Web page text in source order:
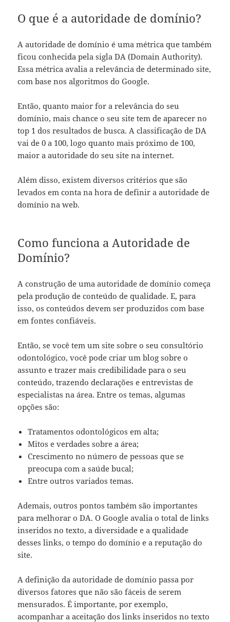
O que é a autoridade de domínio?
A autoridade de domínio é uma métrica que também
ficou conhecida pela sigla DA (Domain Authority).
Essa métrica avalia a relevância de determinado site,
com base nos algoritmos do Google.
Então, quanto maior for a relevância do seu
domínio, mais chance o seu site tem de aparecer no
top 1 dos resultados de busca. A classificação de DA
vai de 0 a 100, logo quanto mais próximo de 100,
maior a autoridade do seu site na internet.
Além disso, existem diversos critérios que são
levados em conta na hora de definir a autoridade de
domínio na web.
Como funciona a Autoridade de
Domínio?
A construção de uma autoridade de domínio começa
pela produção de conteúdo de qualidade. E, para
isso, os conteúdos devem ser produzidos com base
em fontes confiáveis.
Então, se você tem um site sobre o seu consultório
odontológico, você pode criar um blog sobre o
assunto e trazer mais credibilidade para o seu
conteúdo, trazendo declarações e entrevistas de
especialistas na área. Entre os temas, algumas
opções são:
Tratamentos odontológicos em alta;
Mitos e verdades sobre a área;
Crescimento no número de pessoas que se
preocupa com a saúde bucal;
Entre outros variados temas.
Ademais, outros pontos também são importantes
para melhorar o DA. O Google avalia o total de links
inseridos no texto, a diversidade e a qualidade
desses links, o tempo do domínio e a reputação do
site.
A definição da autoridade de domínio passa por
diversos fatores que não são fáceis de serem
mensurados. É importante, por exemplo,
acompanhar a aceitação dos links inseridos no texto